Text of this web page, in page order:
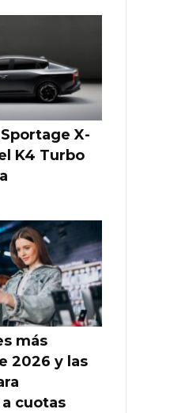
X-
K4 Turbo
más
2026 y las
cuotas